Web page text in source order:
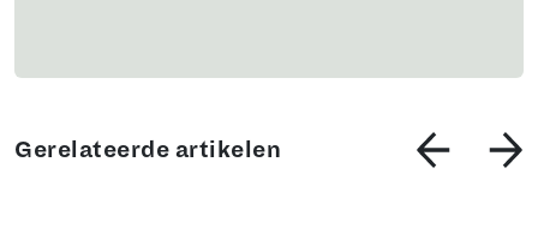
Gerelateerde artikelen